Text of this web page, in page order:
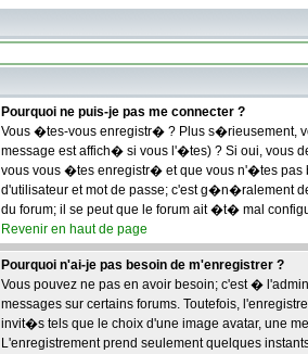
Pourquoi ne puis-je pas me connecter ?
Vous �tes-vous enregistr� ? Plus s�rieusement,
message est affich� si vous l'�tes) ? Si oui, vous
vous vous �tes enregistr� et que vous n'�tes pas
d'utilisateur et mot de passe; c'est g�n�ralement
du forum; il se peut que le forum ait �t� mal
Revenir en haut de page
Pourquoi n'ai-je pas besoin de m'enregistrer ?
Vous pouvez ne pas en avoir besoin; c'est �
messages sur certains forums. Toutefois,
invit�s tels que le choix d'une image avatar, une
L'enregistrement prend seulement quelques